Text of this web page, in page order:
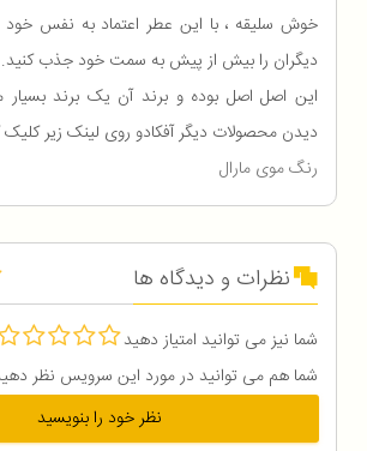
خوش سلیقه ، با این عطر اعتماد به نفس خود
دیگران را بیش از پیش به سمت خود جذب کنید.
این اصل اصل بوده و برند آن یک برند
دیدن محصولات دیگر آفکادو روی لینک زیر کلیک
رنگ موی مارال
نظرات و دیدگاه ها
شما نیز می توانید امتیاز دهید
شما هم می توانید در مورد این سرویس نظر
نظر خود را بنویسید